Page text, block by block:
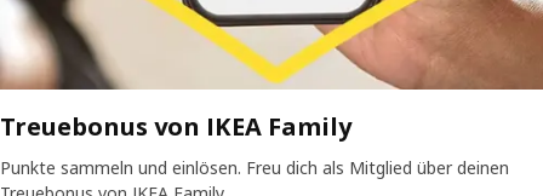
Treuebonus von IKEA Family
Punkte sammeln und einlösen. Freu dich als Mitglied über deinen